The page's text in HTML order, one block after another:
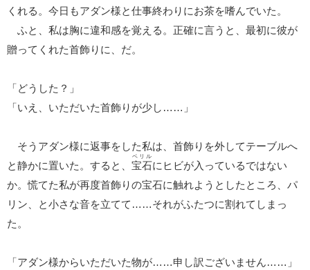
くれる。今日もアダン様と仕事終わりにお茶を嗜んでいた。
ふと、私は胸に違和感を覚える。正確に言うと、最初に彼が
贈ってくれた首飾りに、だ。
「どうした？」
「いえ、いただいた首飾りが少し……」
そうアダン様に返事をした私は、首飾りを外してテーブルへ
と静かに置いた。すると、 宝石
ベリル
にヒビが入っているではない
か。慌てた私が再度首飾りの宝石に触れようとしたところ、パ
リン、と小さな音を立てて……それがふたつに割れてしまっ
た。
「アダン様からいただいた物が……申し訳ございません……」